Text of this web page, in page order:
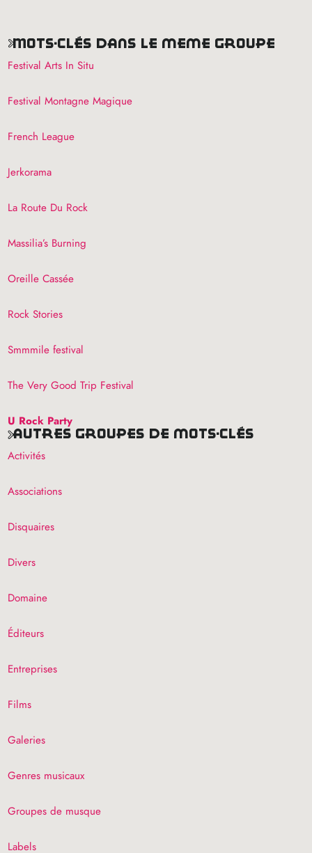
mots-clés dans le même groupe
Festival Arts In Situ
Festival Montagne Magique
French League
Jerkorama
La Route Du Rock
Massilia’s Burning
Oreille Cassée
Rock Stories
Smmmile festival
The Very Good Trip Festival
U Rock Party
autres groupes de mots-clés
Activités
Associations
Disquaires
Divers
Domaine
Éditeurs
Entreprises
Films
Galeries
Genres musicaux
Groupes de musque
Labels